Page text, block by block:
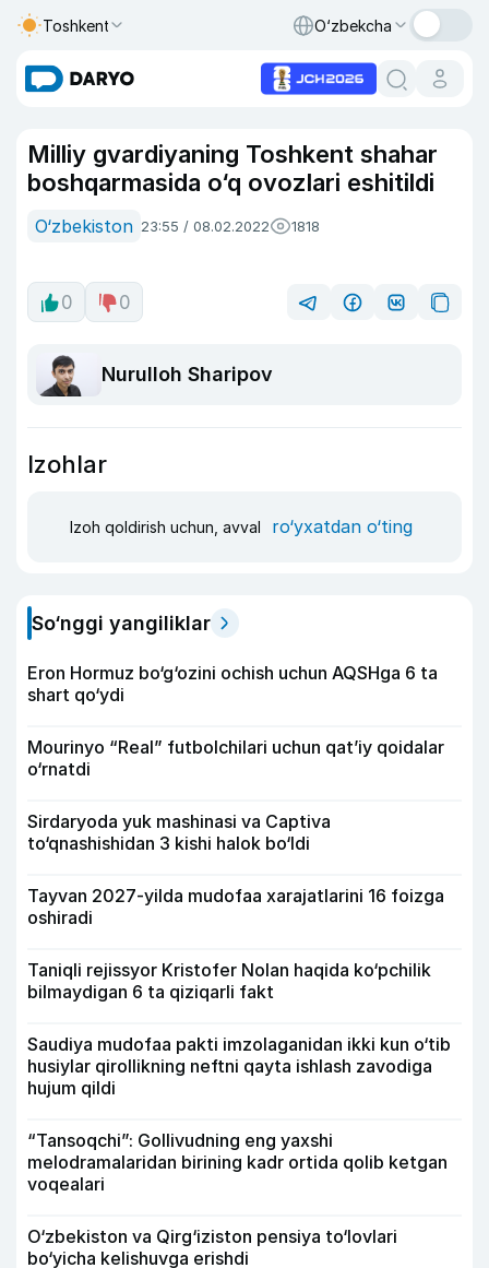
Toshkent O‘zbekcha
Milliy gvardiyaning Toshkent shahar
boshqarmasida o‘q ovozlari eshitildi
O‘zbekiston 23:55 / 08.02.2022 1818
0 0
Nurulloh Sharipov
Izohlar
Izoh qoldirish uchun, avval ro‘yxatdan o‘ting
So‘nggi yangiliklar
Eron Hormuz bo‘g‘ozini ochish uchun AQSHga 6 ta
shart qo‘ydi
Mourinyo “Real” futbolchilari uchun qat’iy qoidalar
o‘rnatdi
Sirdaryoda yuk mashinasi va Captiva
to‘qnashishidan 3 kishi halok bo‘ldi
Tayvan 2027-yilda mudofaa xarajatlarini 16 foizga
oshiradi
Taniqli rejissyor Kristofer Nolan haqida ko‘pchilik
bilmaydigan 6 ta qiziqarli fakt
Saudiya mudofaa pakti imzolaganidan ikki kun o‘tib
husiylar qirollikning neftni qayta ishlash zavodiga
hujum qildi
“Tansoqchi”: Gollivudning eng yaxshi
melodramalaridan birining kadr ortida qolib ketgan
voqealari
O‘zbekiston va Qirg‘iziston pensiya to‘lovlari
bo‘yicha kelishuvga erishdi